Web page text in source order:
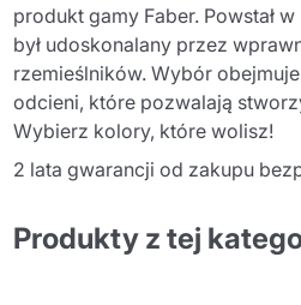
produkt gamy Faber. Powstał
był udoskonalany przez
rzemieślników. Wybór
odcieni, które pozwalają
Wybierz kolory, które wolisz!
2 lata gwarancji od zakupu
Produkty z tej